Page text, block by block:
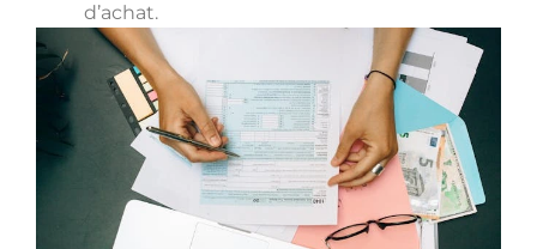
d’achat.